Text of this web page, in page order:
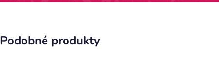
Podobné produkty